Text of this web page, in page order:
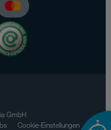
GmbH
Cookie-Einstellungen